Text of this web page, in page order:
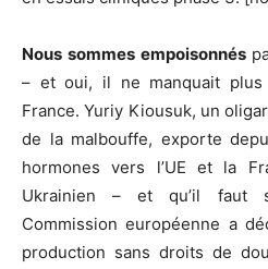
Nous sommes empoisonnés
– et oui, il ne manquait
France. Yuriy Kiousuk, un
de la malbouffe, exporte
hormones vers l’UE et la
Ukrainien – et qu’il faut
Commission européenne a
production sans droits de